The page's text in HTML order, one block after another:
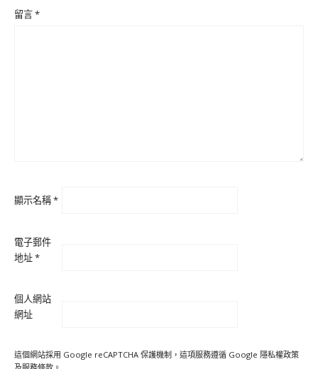
留言*
顯示名稱*
電子郵件
地址*
個人網站
網址
這個網站採用 Google reCAPTCHA 保護機制，這項服務遵循 Google 隱私權政策